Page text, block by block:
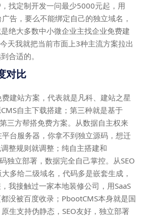
找定制开发一问最少5000元起，用
告，要么不能绑定自己的独立域名，
绝大多数中小微企业主找企业免费建
天我就把当前市面上3种主流方案拉出
合适的。
对比
建站方案，代表就是凡科、建站之星
自主下载搭建；第三种就是基于
三方帮搭免费方案。从数据自主权来
平台服务器，你拿不到独立源码，想迁
整规则就调整；纯自主搭建和
独立部署，数据完全自己掌控。从SEO
多给二级域名，代码多是嵌套生成，
我接触过一家本地装修公司，用SaaS
没被百度收录；PbootCMS本身就是国
生支持伪静态，SEO友好，独立部署